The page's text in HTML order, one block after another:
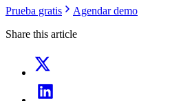
Prueba gratis
Agendar demo
Share this article